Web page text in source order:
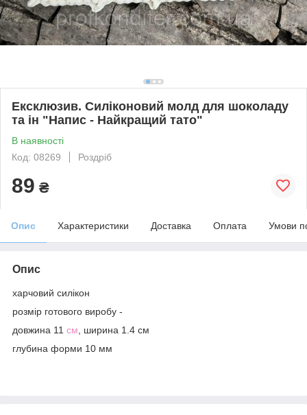
Ексклюзив. Силіконовий молд для шоколаду
та ін "Напис - Найкращий тато"
В наявності
Код: 08269
Роздріб
89 ₴
Опис Характеристики Доставка Оплата Умови
Опис
харчовий силікон
розмір готового виробу -
довжина 11 см , ширина 1.4 см
глубина форми 10 мм